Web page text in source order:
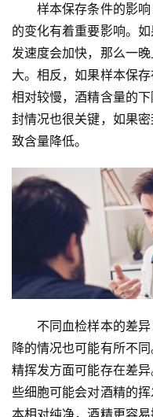
样本保存条件的影响
的变化有着重要影响。
发速度会加快，那么一
大。相反，如果样本保
相对较慢，酒精含量的
封情况也很关键，如果
致含量降低。
不同血检样本的差异
降的情况也可能有所不
精挥发方面可能存在差
些细胞可能会对酒精的